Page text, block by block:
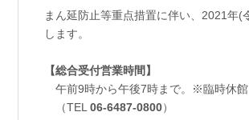
まん延防止等重点措置に伴い、2021年
します。
【総合受付営業時間】
午前9時から午後7時まで。※臨時休
（TEL 06-6487-0800）